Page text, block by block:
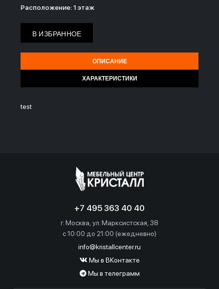
Расположение: 1 этаж
В ИЗБРАННОЕ
ОПИСАНИЕ
ХАРАКТЕРИСТИКИ
test
+7 495 363 40 40
г. Москва, ул. Марксистская, 38
c 10:00 до 21:00 (ежедневно)
info@kristallcenter.ru
Мы в ВКонтакте
Мы в телеграмм